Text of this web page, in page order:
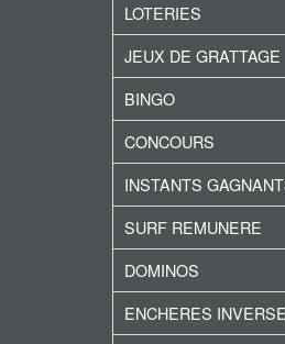
LOTERIES
JEUX DE GRATTAGE
BINGO
CONCOURS
INSTANTS
SURF REMUNERE
DOMINOS
ENCHERES